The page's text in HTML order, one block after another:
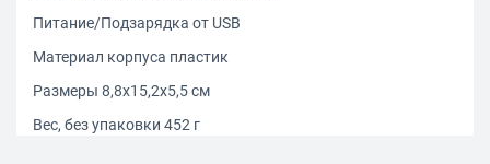
Питание/Подзарядка от USB
Материал корпуса пластик
Размеры 8,8х15,2х5,5 см
Вес, без упаковки 452 г